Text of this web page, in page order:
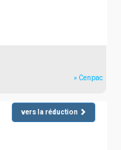
» Cenpac
vers la réduction